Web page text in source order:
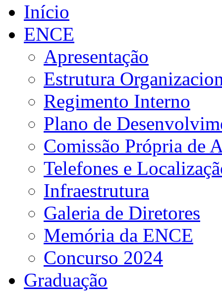
Início
ENCE
Apresentação
Estrutura
Regimento Interno
Plano de
Comissão Própria de
Telefones e
Infraestrutura
Galeria de Diretores
Memória da ENCE
Concurso 2024
Graduação